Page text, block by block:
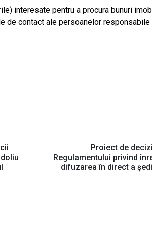
interesate pentru a procura bunuri
de contact ale persoanelor
Proiect de
Regulamentului privind
difuzarea în direct a